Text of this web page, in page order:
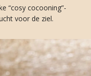
“cosy cocooning”-
voor de ziel.